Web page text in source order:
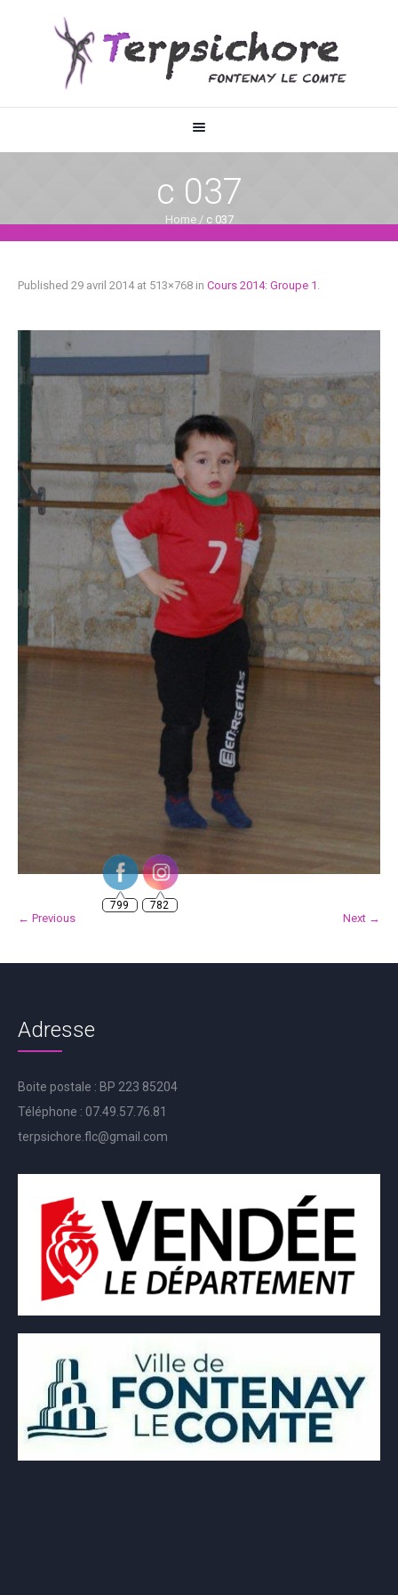
c 037
Home / c 037
Published 29 avril 2014at 513×768 in Cours 2014: Groupe 1 .
← Previous Next →
Adresse
Boite postale : BP 223 85204
Téléphone : 07.49.57.76.81
terpsichore.flc@gmail.com
799 782